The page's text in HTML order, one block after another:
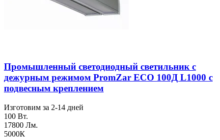
Промышленный светодиодный светильник с
дежурным режимом PromZar ECO 100Д L1000 с
подвесным креплением
Изготовим за 2-14 дней
100 Вт.
17800 Лм.
5000К